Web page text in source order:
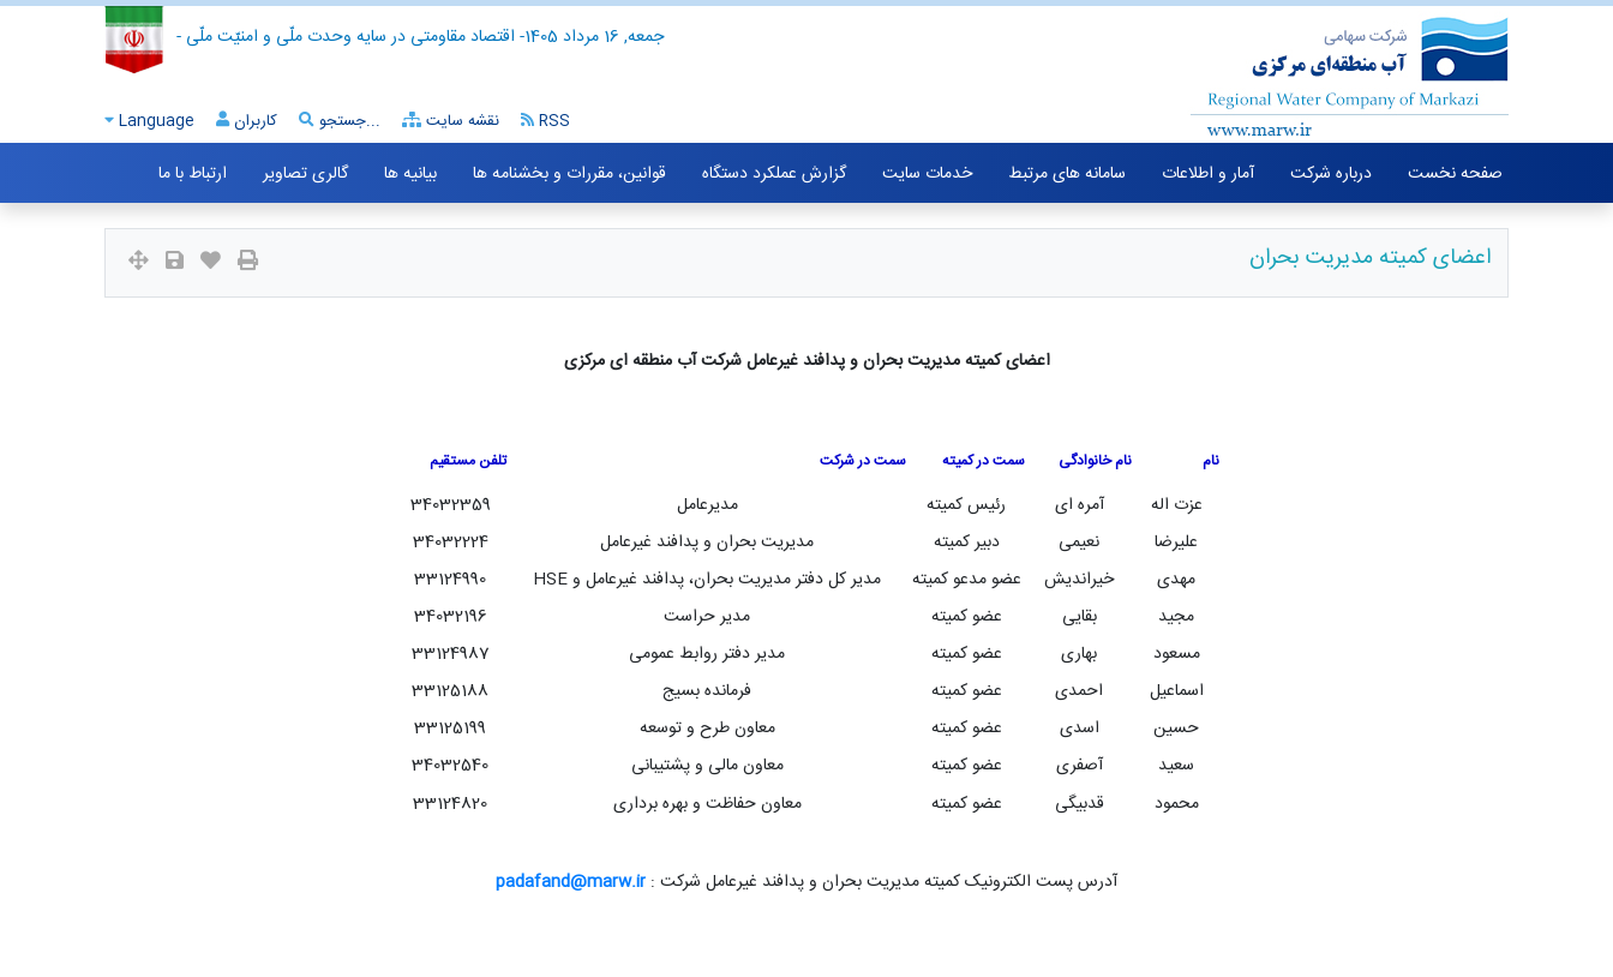
- اقتصاد مقاومتی در سایه وحدت ملّی و امنیّت ملّی - جمعه, 16 مرداد 1405
Language کاربران جستجو... نقشه سایت RSS
صفحه نخست درباره شرکت آمار و اطلاعات سامانه های مرتبط خدمات سایت گزارش عملکرد دستگاه قوانین، مقررات و بخشنامه ها بیانیه ها گالری تصاویر ارتباط با ما
اعضای کمیته مدیریت بحران
اعضای کمیته مدیریت بحران و پدافند غیرعامل شرکت آب منطقه ای مرکزی
نام نام خانوادگی سمت در کمیته سمت در شرکت تلفن مستقیم
عزت اله آمره ای رئیس کمیته مدیرعامل
34032359
علیرضا
نعیمی دبیر کمیته مدیریت بحران و پدافند غیرعامل
34032224
مهدی
خیراندیش عضو مدعو کمیته مدیر کل دفتر مدیریت بحران، پدافند غیرعامل و HSE
33124990
مجید
بقایی عضو کمیته مدیر حراست
34032196
مسعود
بهاری عضو کمیته مدیر دفتر روابط عمومی
33124987
اسماعیل
احمدی عضو کمیته فرمانده بسیج
33125188
حسین
اسدی عضو کمیته معاون طرح و توسعه
33125199
سعید
آصفری عضو کمیته معاون مالی و پشتیبانی
34032540
محمود
قدبیگی عضو کمیته معاون حفاظت و بهره برداری 33124820
آدرس پست الکترونیک کمیته مدیریت بحران و پدافند غیرعامل شرکت : padafand@marw.ir